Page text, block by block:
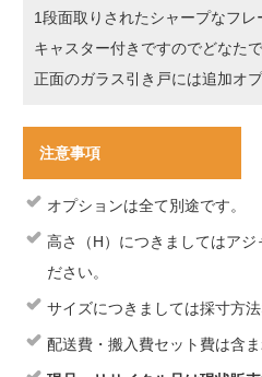
1段面取りされたシャープなフレ
キャスター付きですのでどなた
正面のガラス引き戸には追加オ
注意事項
オプションは全て別途です。
高さ（H）につきましてはア
ださい。
サイズにつきましては採寸方
配送費・搬入費セット費は含